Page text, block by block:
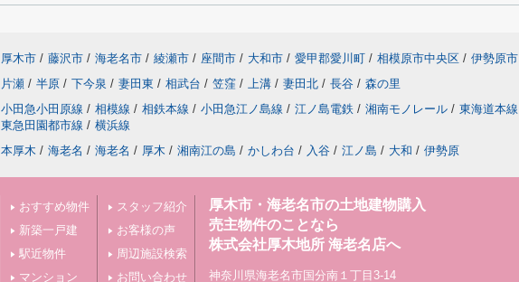
厚木市 / 藤沢市 / 海老名市 / 綾瀬市 / 座間市 / 大和市 / 愛甲郡愛川町 / 相模原市中央区 / 伊勢原市
片瀬 / 半原 / 下今泉 / 妻田東 / 相武台 / 笠窪 / 上溝 / 妻田北 / 長谷 / 森の里
小田急小田原線 / 相模線 / 相鉄本線 / 小田急江ノ島線 / 江ノ島電鉄 / 湘南モノレール / 東海道本線
東急田園都市線 / 横浜線
本厚木 / 海老名 / 海老名 / 厚木 / 湘南江の島 / かしわ台 / 入谷 / 江ノ島 / 大和 / 伊勢原
おすすめ物件
新築一戸建
駅近物件
マンション
スタッフ紹介
お客様の声
周辺施設検索
お問い合わせ
厚木市・海老名市の土地建物購入
売主物件のことなら
株式会社厚木地所 海老名店へ
神奈川県海老名市国分南１丁目3-14